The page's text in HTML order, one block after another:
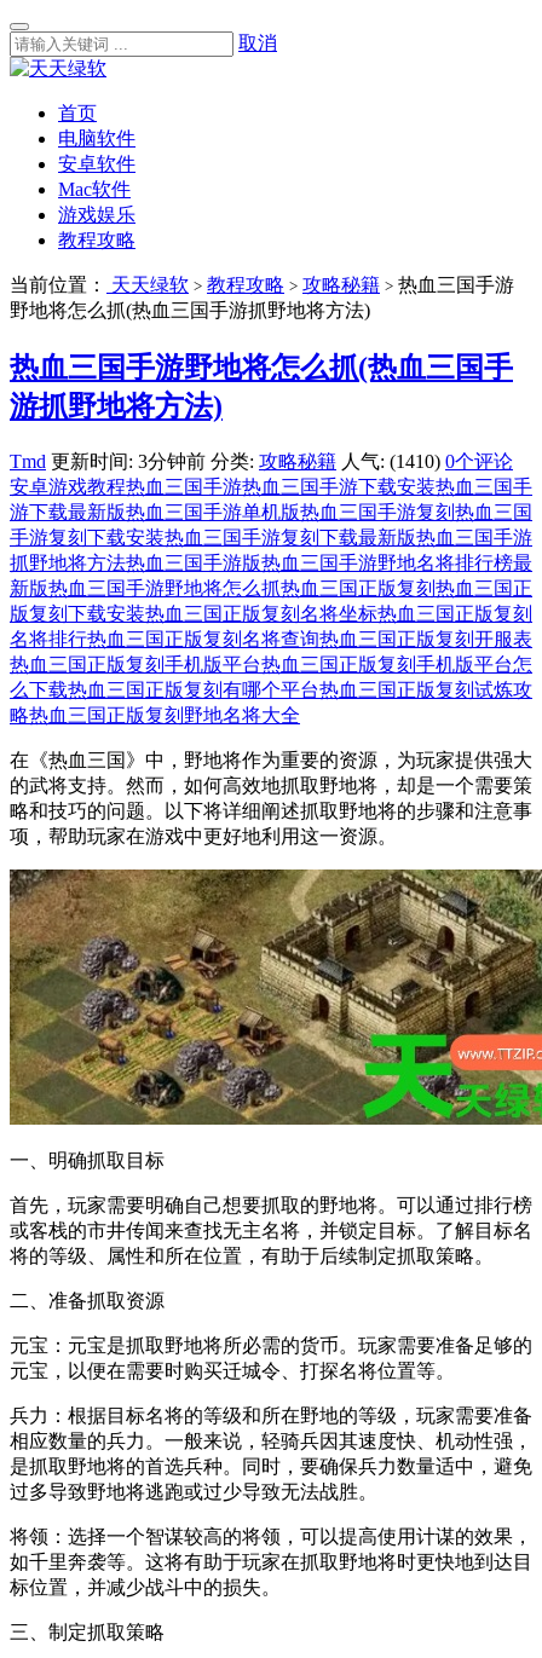
取消
首页
电脑软件
安卓软件
Mac软件
游戏娱乐
教程攻略
当前位置： 天天绿软 > 教程攻略 > 攻略秘籍 > 热血三国手游
野地将怎么抓(热血三国手游抓野地将方法)
热血三国手游野地将怎么抓(热血三国手
游抓野地将方法)
Tmd 更新时间: 3分钟前 分类: 攻略秘籍 人气: (1410) 0个评论
安卓游戏教程热血三国手游热血三国手游下载安装热血三国手
游下载最新版热血三国手游单机版热血三国手游复刻 热血三国
手游复刻下载安装热血三国手游复刻下载最新版热血三国手游
抓野地将方法热血三国手游版热血三国手游野地名将排行榜最
新版热血三国手游野地将怎么抓热血三国正版复刻 热血三国正
版复刻下载安装热血三国正版复刻名将坐标热血三国正版复刻
名将排行热血三国正版复刻名将查询热血三国正版复刻开服表
热血三国正版复刻手机版平台热血三国正版复刻手机版平台怎
么下载热血三国正版复刻有哪个平台热血三国正版复刻试炼攻
略热血三国正版复刻野地名将大全
在《热血三国》中，野地将作为重要的资源，为玩家提供强大
的武将支持。然而，如何高效地抓取野地将，却是一个需要策
略和技巧的问题。以下将详细阐述抓取野地将的步骤和注意事
项，帮助玩家在游戏中更好地利用这一资源。
一、明确抓取目标
首先，玩家需要明确自己想要抓取的野地将。可以通过排行榜
或客栈的市井传闻来查找无主名将，并锁定目标。了解目标名
将的等级、属性和所在位置，有助于后续制定抓取策略。
二、准备抓取资源
元宝：元宝是抓取野地将所必需的货币。玩家需要准备足够的
元宝，以便在需要时购买迁城令、打探名将位置等。
兵力：根据目标名将的等级和所在野地的等级，玩家需要准备
相应数量的兵力。一般来说，轻骑兵因其速度快、机动性强，
是抓取野地将的首选兵种。同时，要确保兵力数量适中，避免
过多导致野地将逃跑或过少导致无法战胜。
将领：选择一个智谋较高的将领，可以提高使用计谋的效果，
如千里奔袭等。这将有助于玩家在抓取野地将时更快地到达目
标位置，并减少战斗中的损失。
三、制定抓取策略